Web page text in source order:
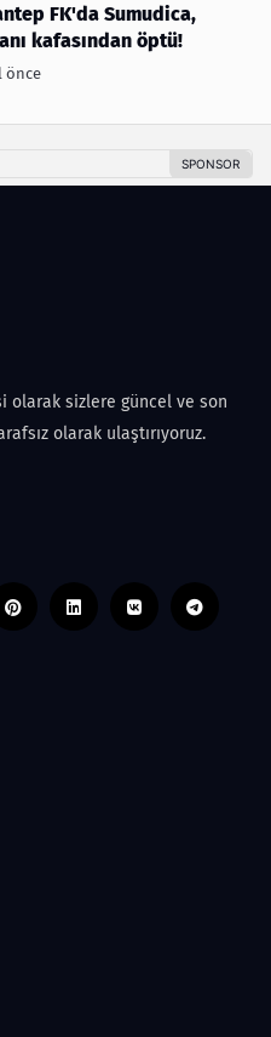
FK'da Sumudica,
kafasından öptü!
önce
olarak sizlere güncel ve son
olarak ulaştırıyoruz.